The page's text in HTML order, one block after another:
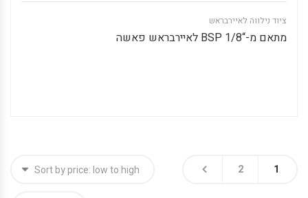
ציוד נילווה לאיירבראש
מתאם מ-“1/8 BSP לאיירבראש פאשה
1
2